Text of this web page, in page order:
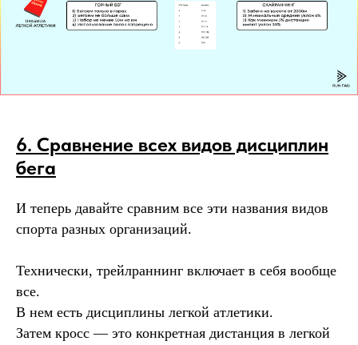
6. Сравнение всех видов дисциплин
бега
И теперь давайте сравним все эти названия видов
спорта разных организаций.
Технически, трейлраннинг включает в себя вообще
все.
В нем есть дисциплины легкой атлетики.
Затем кросс — это конкретная дистанция в легкой